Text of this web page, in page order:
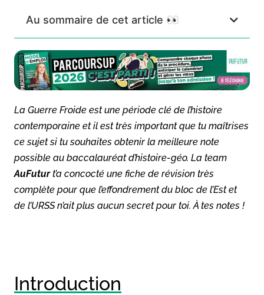
Au sommaire de cet article 👀
La Guerre Froide est une période clé de l’histoire
contemporaine et il est très important que tu maîtrises
ce sujet si tu souhaites obtenir la meilleure note
possible au baccalauréat d’histoire-géo. La team
AuFuturt’a concocté une fiche de révision très
complète pour que l’effondrement du bloc de l’Est et
de l’URSS n’ait plus aucun secret pour toi. À tes notes !
Introduction